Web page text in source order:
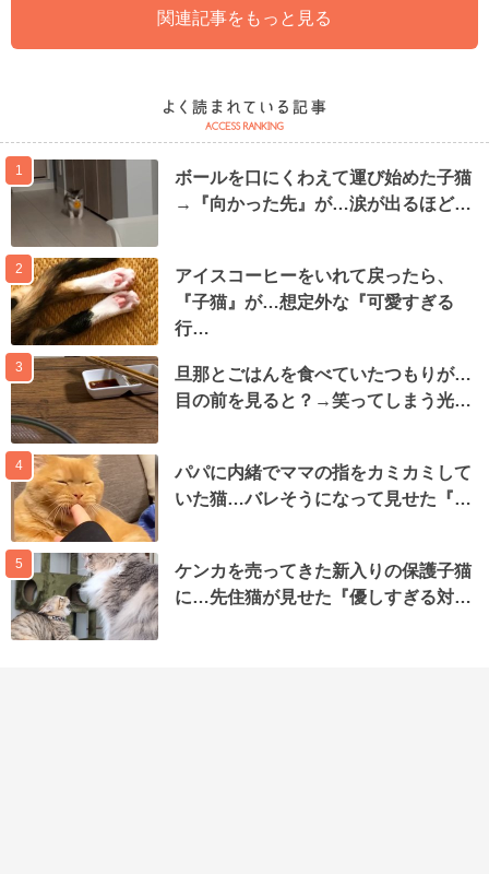
関連記事をもっと見る
1
ボールを口にくわえて運び始めた子猫
→『向かった先』が…涙が出るほど…
2
アイスコーヒーをいれて戻ったら、
『子猫』が…想定外な『可愛すぎる
行…
3
旦那とごはんを食べていたつもりが…
目の前を見ると？→笑ってしまう光…
4
パパに内緒でママの指をカミカミして
いた猫…バレそうになって見せた『…
5
ケンカを売ってきた新入りの保護子猫
に…先住猫が見せた『優しすぎる対…